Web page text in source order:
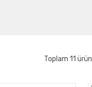
Toplam 11 ürün